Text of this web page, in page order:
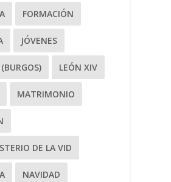
FORMACIÓN
JÓVENES
LEÓN XIV
MATRIMONIO
DE LA VID
NAVIDAD